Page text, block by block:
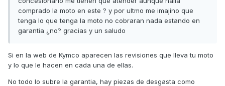
comprado la moto en este ? y por ultmo me imajino que
tenga lo que tenga la moto no cobraran nada estando en
garantia ¿no? gracias y un saludo
Si en la web de Kymco aparecen las revisiones que lleva tu moto
y lo que le hacen en cada una de ellas.
No todo lo subre la garantia, hay piezas de desgasta como